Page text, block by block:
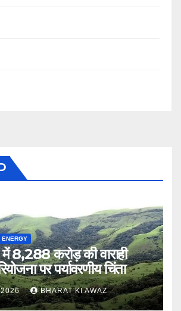
ENERGY
में 8,288 करोड़ की वाराही
पर पर्यावरणीय चिंता
2026 BHARAT KI AWAZ